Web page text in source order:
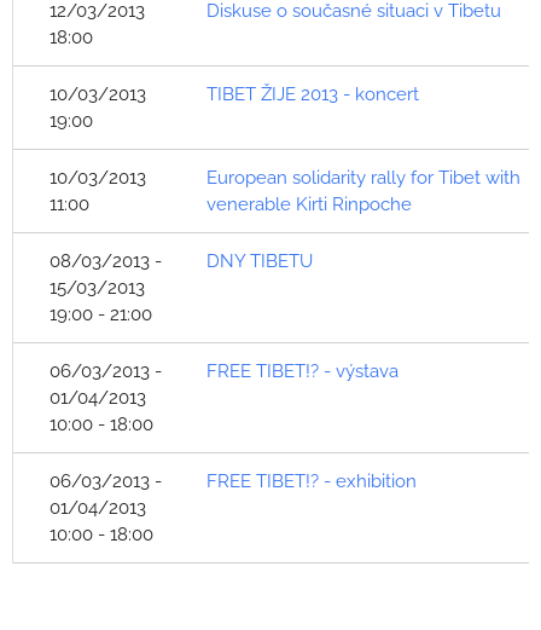
12/03/2013
18:00
Diskuse o současné situaci v Tibetu
10/03/2013
19:00
TIBET ŽIJE 2013 - koncert
10/03/2013
11:00
European solidarity rally for Tibet with
venerable Kirti Rinpoche
08/03/2013 -
15/03/2013
19:00 - 21:00
DNY TIBETU
06/03/2013 -
01/04/2013
10:00 - 18:00
FREE TIBET!? - výstava
06/03/2013 -
01/04/2013
10:00 - 18:00
FREE TIBET!? - exhibition